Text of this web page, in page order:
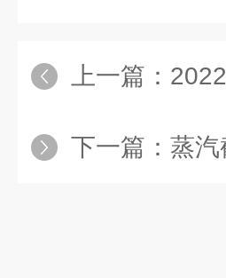
上一篇：
下一篇： 蒸汽